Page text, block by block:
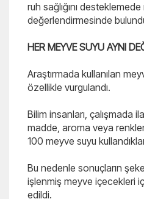
ruh sağlığını
değerlendirmesinde
HER MEYVE SUYU AYNI
Araştırmada kullanılan
özellikle vurgulandı.
Bilim insanları, çalışmada
madde, aroma veya
100 meyve suyu
Bu nedenle sonuçların
işlenmiş meyve içecekleri
edildi.